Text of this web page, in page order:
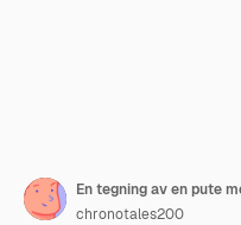
En tegning av en pute
chronotales200